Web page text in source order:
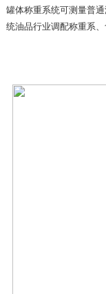
罐体称重系统可测量普
统油品行业调配称重系